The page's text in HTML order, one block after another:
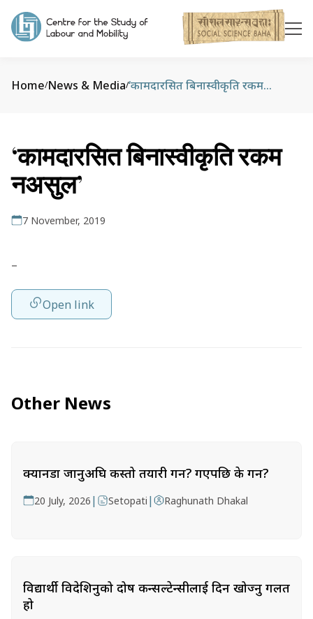
Home/News & Media/ ‘कामदारसित बिनास्वीकृति रकम नअसुल’
‘कामदारसित बिनास्वीकृति रकम
नअसुल’
7 November, 2019
–
Open link
Other News
क्यानडा जानुअघि कस्तो तयारी गर्ने? गएपछि के गर्ने?
20 July, 2026 | Setopati | Raghunath Dhakal
विद्यार्थी विदेशिनुको दोष कन्सल्टेन्सीलाई दिन खोज्नु गलत
हो